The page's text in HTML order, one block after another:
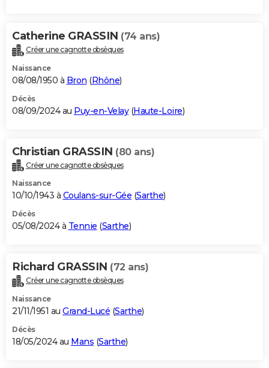
Catherine GRASSIN (74 ans)
Créer une cagnotte obsèques
Naissance
08/08/1950 à Bron (Rhône)
Décès
08/09/2024 au Puy-en-Velay(Haute-Loire)
Christian GRASSIN (80 ans)
Créer une cagnotte obsèques
Naissance
10/10/1943 à Coulans-sur-Gée (Sarthe)
Décès
05/08/2024 à Tennie (Sarthe)
Richard GRASSIN (72 ans)
Créer une cagnotte obsèques
Naissance
21/11/1951 au Grand-Lucé (Sarthe)
Décès
18/05/2024 au Mans (Sarthe)